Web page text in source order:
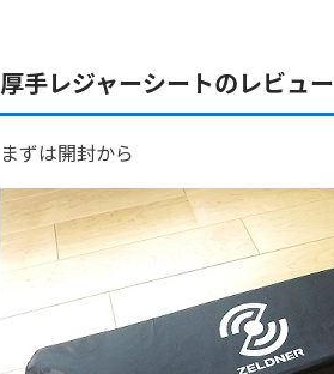
厚手レジャーシートのレビュー
まずは開封から